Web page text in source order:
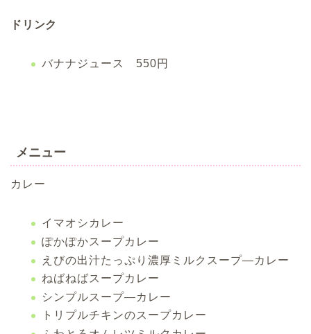
ドリンク
バナナジュース 550円
メニュー
カレー
イマオシカレー
ぽかぽかスープカレー
えびの出汁たっぷり濃厚ミルクスープ―カレー
ねばねばスープカレー
シンプルスープ―カレー
トリプルチキンのスープカレー